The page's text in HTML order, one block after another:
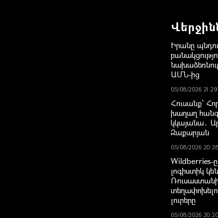
Իրանը
ԱՄՆ-ից
05/08/2026 21:29
Հուսանք՝
խաղաղ
կկայանա․
Զաքարյան
05/08/2026 20:38
Wildberries-ը
լոգիստիկ
լուրերը
05/08/2026 20:20